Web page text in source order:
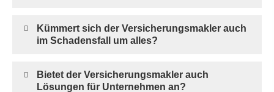
Kümmert sich der Ver­sicherungs­makler auch
im Schadensfall um alles?
Bietet der Ver­sicherungs­makler auch
Lösungen für Unternehmen an?